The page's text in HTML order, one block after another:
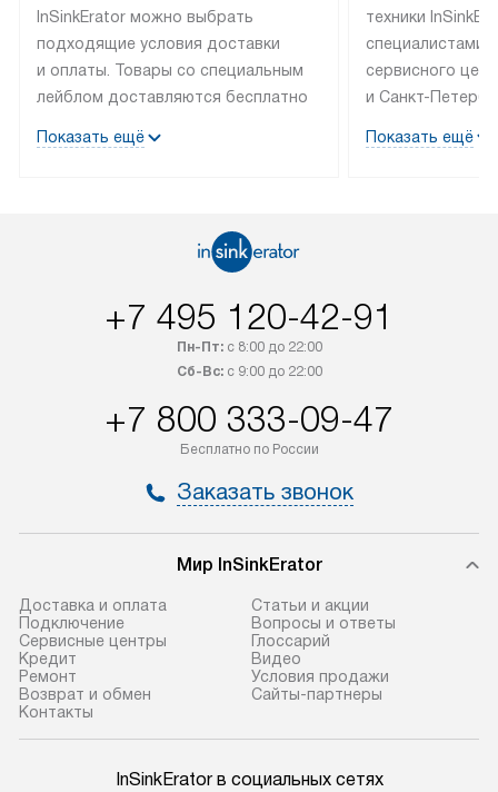
InSinkErator можно выбрать
подходящие условия доставки
и оплаты. Товары со специальным
лейблом доставляются бесплатно
до подъезда, выезд за МКАД
быть отгружен покупателю
в течение трех дней. Доставка
регионы осуществляется через
100% предоплаты наша компания
до представительства
транспортной компании в городе
условия доставки у менеджера при
В оговоренный день служба
доставки доставит упакованный
прибор до подъезда. Если
требуется переместить прибор
до двери квартиры или до места
установки, пожалуйста,
взимается дополнительная плата.
Показать ещё
техники
специалистами
сервисного
и Санкт-
подключается
подключения к
определяется
снятие упаковки
при
монтируется в
или на заранее
к
Показать ещё
+7 495 120-42-91
Пн-Пт:с 8:00 до 22:00
Сб-Вс:с 9:00 до 22:00
+7 800 333-09-47
Бесплатно по России
Заказать звонок
Мир InSinkErator
Доставка и оплата
Подключение
Сервисные центры
Кредит
Ремонт
Возврат и обмен
Контакты
Статьи и акции
Вопросы и ответы
Глоссарий
Видео
Условия продажи
Сайты-партнеры
InSinkErator в социальных сетях